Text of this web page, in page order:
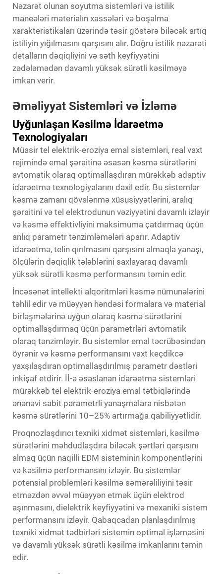
Nəzarət olunan soyutma sistemləri və istilik
maneələri materialın xassələri və boşalma
xarakteristikaları üzərində təsir göstərə biləcək artıq
istiliyin yığılmasını qarşısını alır. Doğru istilik nəzarəti
detalların dəqiqliyini və səth keyfiyyətini
zədələmədən davamlı yüksək sürətli kəsilməyə
imkan verir.
Əməliyyat Sistemləri və İzləmə
Uyğunlaşan Kəsilmə İdarəetmə
Texnologiyaları
Müasir tel elektrik-eroziya emal sistemləri, real vaxt
rejimində emal şəraitinə əsasən kəsmə sürətlərini
avtomatik olaraq optimallaşdıran mürəkkəb adaptiv
idarəetmə texnologiyalarını daxil edir. Bu sistemlər
kəsmə zamanı qövslənmə xüsusiyyətlərini, aralıq
şəraitini və tel elektrodunun vəziyyətini davamlı izləyir
və kəsmə effektivliyini maksimuma çatdırmaq üçün
anlıq parametr tənzimləmələri aparır. Adaptiv
idarəetmə, telin qırılmasını qarşısını almaqla yanaşı,
ölçülərin dəqiqlik tələblərini saxlayaraq davamlı
yüksək sürətli kəsmə performansını təmin edir.
İncəsənət intellekti alqoritmləri kəsmə nümunələrini
təhlil edir və müəyyən həndəsi formalara və material
birləşmələrinə uyğun olaraq kəsmə sürətlərini
optimallaşdırmaq üçün parametrləri avtomatik
olaraq tənzimləyir. Bu sistemlər emal təcrübəsindən
öyrənir və kəsmə performansını vaxt keçdikcə
yaxşılaşdıran optimallaşdırılmış parametr dəstləri
inkişaf etdirir. İİ-ə əsaslanan idarəetmə sistemləri
mürəkkəb tel elektrik-eroziya emal tətbiqlərində
ənənəvi sabit parametrli yanaşmalara nisbətən
kəsmə sürətlərini 10–25% artırmağa qabiliyyətlidir.
Proqnozlaşdırıcı texniki xidmət sistemləri, kəsilmə
sürətlərini məhdudlaşdıra biləcək şərtləri qarşısını
almaq üçün naqilli EDM sisteminin komponentlərini
və kəsilmə performansını izləyir. Bu sistemlər
potensial problemləri kəsilmə səmərəliliyini təsir
etməzdən əvvəl müəyyən etmək üçün elektrod
aşınmasını, dielektrik keyfiyyətini və mexaniki sistem
performansını izləyir. Qabaqcadan planlaşdırılmış
texniki xidmət tədbirləri sistemin optimal işləməsini
və davamlı yüksək sürətli kəsilmə imkanlarını təmin
edir.